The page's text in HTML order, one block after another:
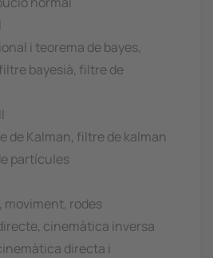
i teorema de bayes,
bayesià, filtre de
de Kalman, filtre de kalman
partícules
moviment, rodes
cinemàtica inversa
directa i